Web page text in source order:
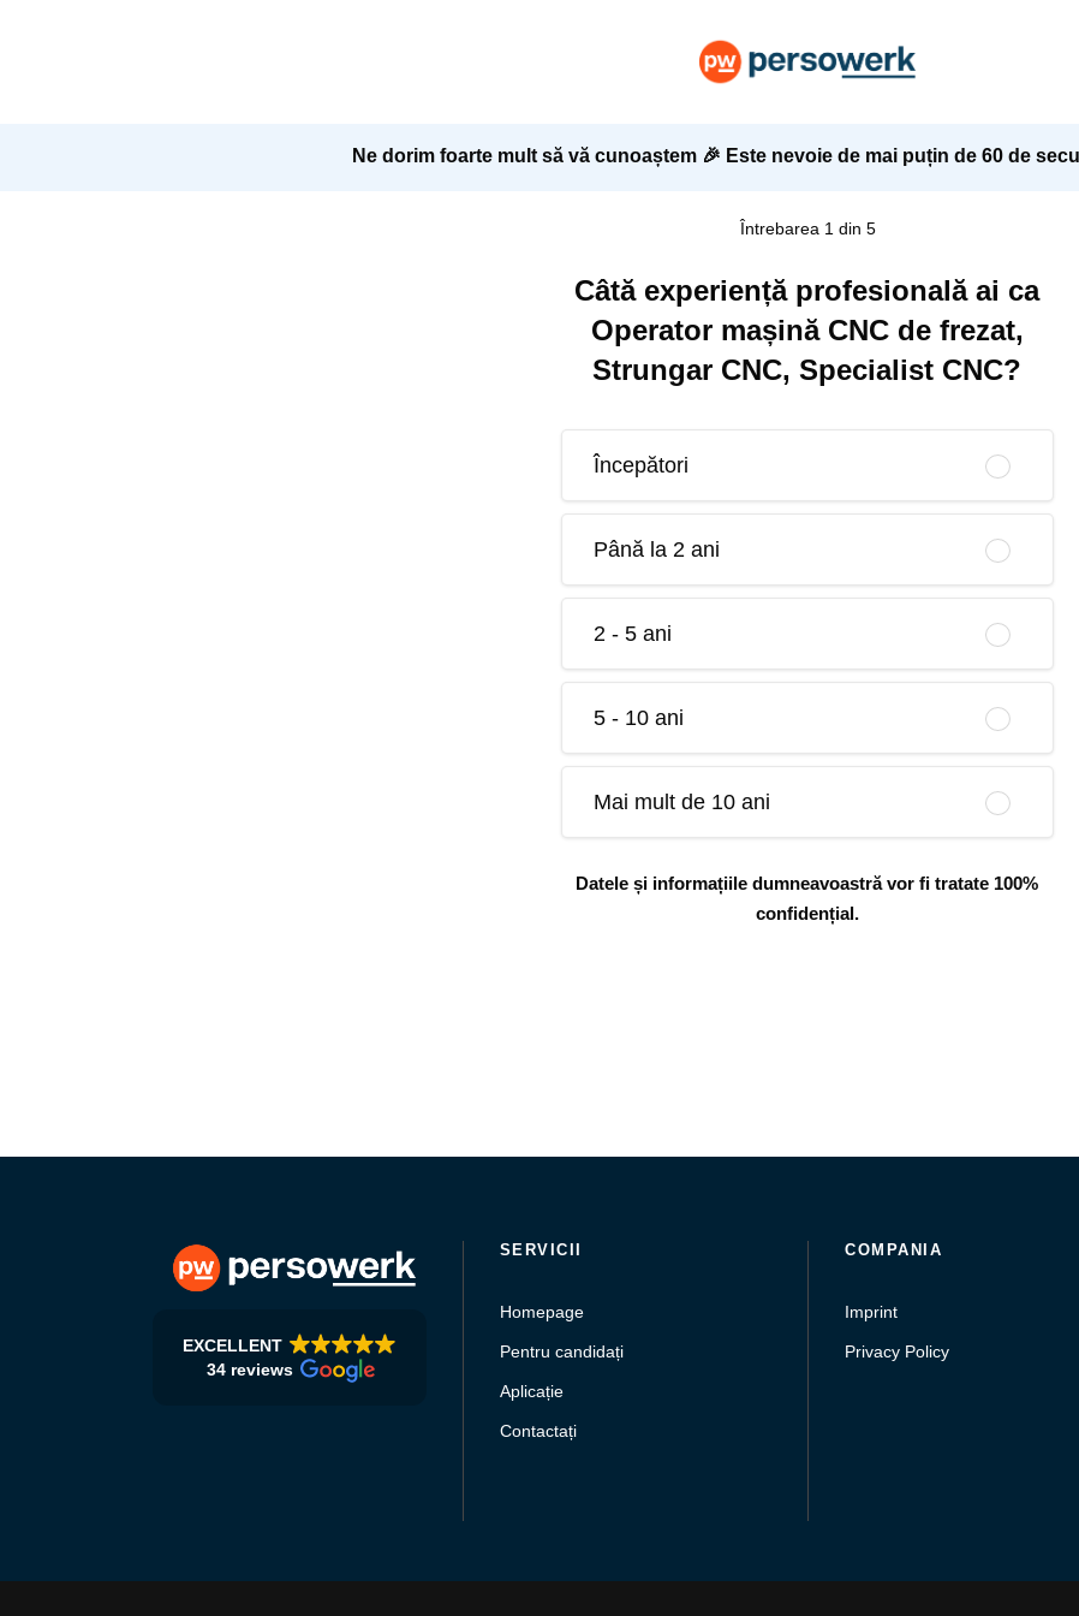
Ne dorim foarte mult să vă cunoaștem 🎉 Este nevoie de mai puțin de 60 de
Întrebarea 1 din 5
Câtă experiență profesională ai ca
Operator mașină CNC de frezat,
Strungar CNC, Specialist CNC?
Începători
Până la 2 ani
2 - 5 ani
5 - 10 ani
Mai mult de 10 ani
Datele și informațiile dumneavoastră vor fi tratate 100%
confidențial.
EXCELLENT
34 reviews
SERVICII
Homepage
Pentru candidați
Aplicație
Contactați
COMPANIA
Imprint
Privacy Policy